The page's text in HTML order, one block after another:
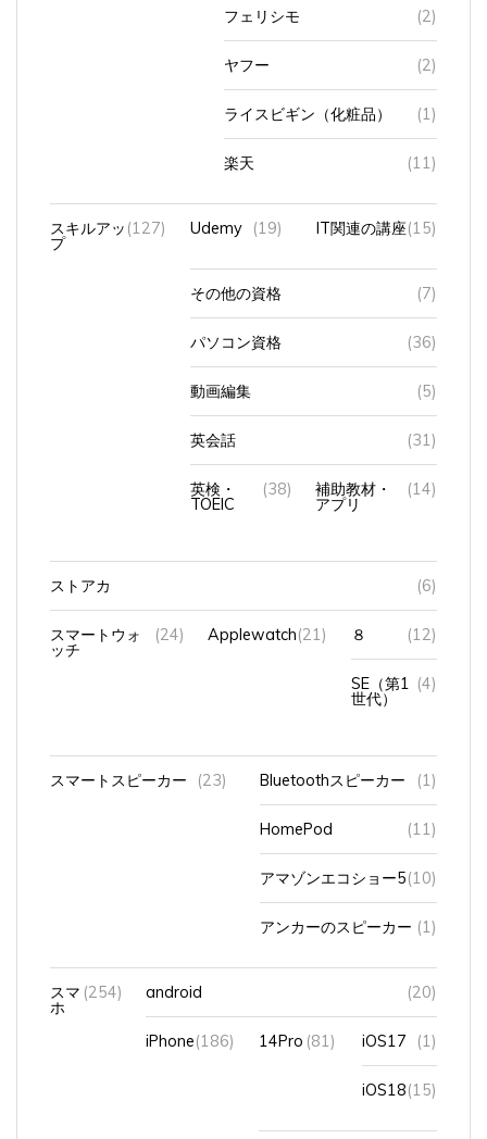
フェリシモ (2)
ヤフー (2)
ライスビギン（化粧品） (1)
楽天 (11)
スキルアッ
プ
(127) Udemy (19) IT関連の講座(15)
その他の資格 (7)
パソコン資格 (36)
動画編集 (5)
英会話 (31)
英検・
TOEIC
(38) 補助教材・
アプリ
(14)
ストアカ (6)
スマートウォ
ッチ
(24) Applewatch(21) ８ (12)
SE（第1
世代）
(4)
スマートスピーカー (23) Bluetoothスピーカー (1)
HomePod (11)
アマゾンエコショー5(10)
アンカーのスピーカー (1)
スマ
ホ
(254) android (20)
iPhone(186) 14Pro (81) iOS17 (1)
iOS18(15)